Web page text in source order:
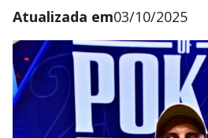
Atualizada em03/10/2025